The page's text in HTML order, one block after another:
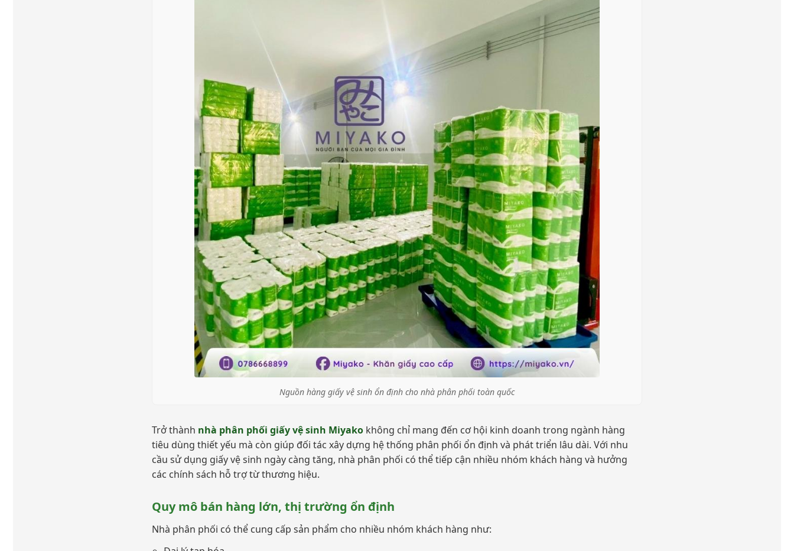
Nguồn hàng giấy vệ sinh ổn định cho nhà phân phối toàn quốc
Trở thành nhà phân phối giấy vệ sinh Miyako không chỉ mang đến cơ hội kinh doanh trong ngành hàng
tiêu dùng thiết yếu mà còn giúp đối tác xây dựng hệ thống phân phối ổn định và phát triển lâu dài. Với nhu
cầu sử dụng giấy vệ sinh ngày càng tăng, nhà phân phối có thể tiếp cận nhiều nhóm khách hàng và hưởng
các chính sách hỗ trợ từ thương hiệu.
Quy mô bán hàng lớn, thị trường ổn định
Nhà phân phối có thể cung cấp sản phẩm cho nhiều nhóm khách hàng như: